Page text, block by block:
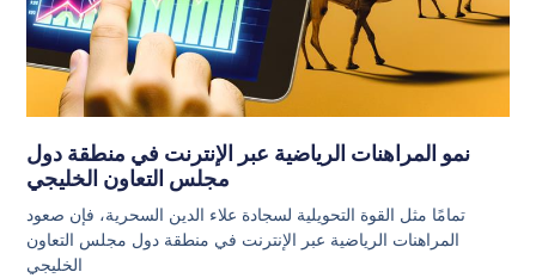
نمو المراهنات الرياضية عبر الإنترنت في منطقة دول
مجلس التعاون الخليجي
تمامًا مثل القوة التحويلية لسجادة علاء الدين السحرية، فإن صعود
المراهنات الرياضية عبر الإنترنت في منطقة دول مجلس التعاون
الخليجي